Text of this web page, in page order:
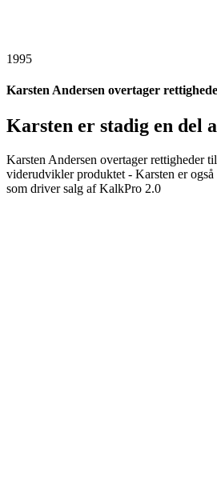
1995
Karsten Andersen overtager
Karsten er stadig en del
Karsten Andersen overtager rettigheder
viderudvikler produktet - Karsten er
som driver salg af KalkPro 2.0